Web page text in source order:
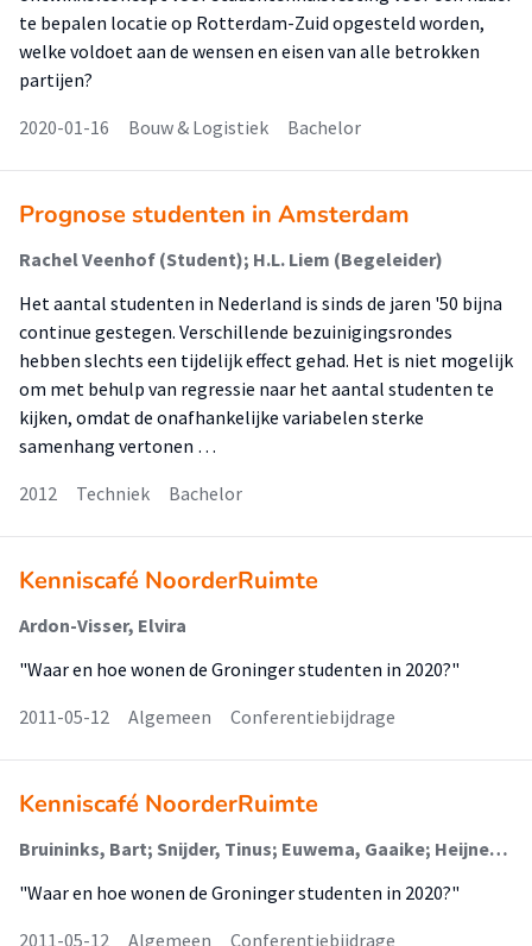
te bepalen locatie op Rotterdam-Zuid opgesteld worden,
welke voldoet aan de wensen en eisen van alle betrokken
partijen?
2020-01-16
Bouw & Logistiek Bachelor
Prognose studenten in Amsterdam
Rachel Veenhof (Student); H.L. Liem (Begeleider)
Het aantal studenten in Nederland is sinds de jaren '50 bijna
continue gestegen. Verschillende bezuinigingsrondes
hebben slechts een tijdelijk effect gehad. Het is niet mogelijk
om met behulp van regressie naar het aantal studenten te
kijken, omdat de onafhankelijke variabelen sterke
samenhang vertonen …
2012
Techniek Bachelor
Kenniscafé NoorderRuimte
Ardon-Visser, Elvira
"Waar en hoe wonen de Groninger studenten in 2020?"
2011-05-12
Algemeen Conferentiebijdrage
Kenniscafé NoorderRuimte
Bruininks, Bart; Snijder, Tinus; Euwema, Gaaike; Heijne, Leo
"Waar en hoe wonen de Groninger studenten in 2020?"
2011-05-12
Algemeen Conferentiebijdrage